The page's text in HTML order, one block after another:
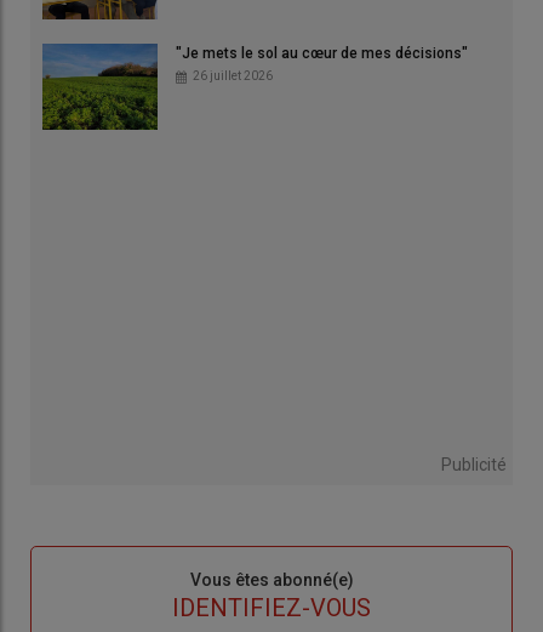
"Je mets le sol au cœur de mes décisions"
26 juillet 2026
Publicité
Vous êtes abonné(e)
IDENTIFIEZ-VOUS